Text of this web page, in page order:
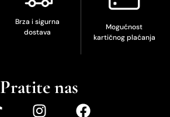
Brza i sigurna
dostava
Mogućnost
kartičnog plaćanja
Pratite nas